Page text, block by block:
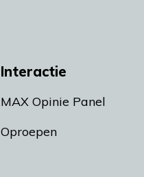
Interactie
MAX Opinie Panel
Oproepen